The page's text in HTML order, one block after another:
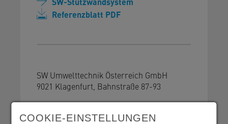
Referenzblatt PDF
SW Umwelttechnik Österreich GmbH
9021 Klagenfurt, Bahnstraße 87-93
+43 463 32109-100
office@sw-umwelttechnik.at
COOKIE-EINSTELLUNGEN